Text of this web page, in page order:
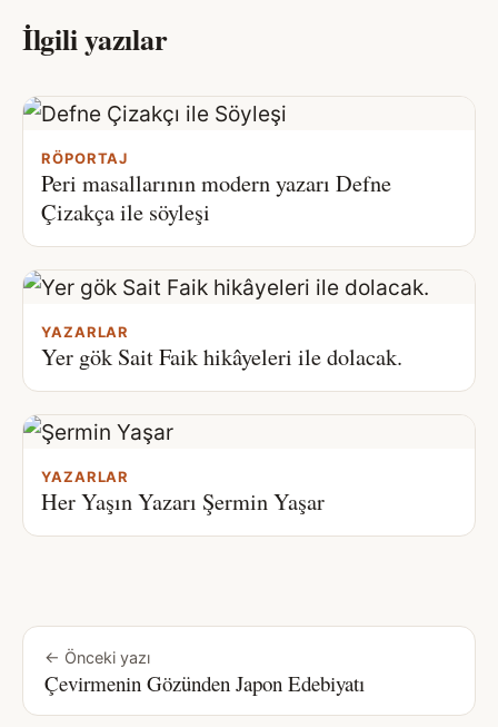
İlgili yazılar
RÖPORTAJ
Peri masallarının modern yazarı Defne
Çizakça ile söyleşi
YAZARLAR
Yer gök Sait Faik hikâyeleri ile dolacak.
YAZARLAR
Her Yaşın Yazarı Şermin Yaşar
← Önceki yazı
Çevirmenin Gözünden Japon Edebiyatı